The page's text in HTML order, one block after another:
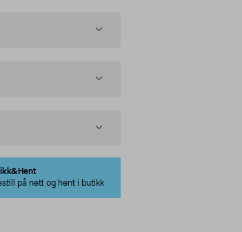
på nett og hent i butikk